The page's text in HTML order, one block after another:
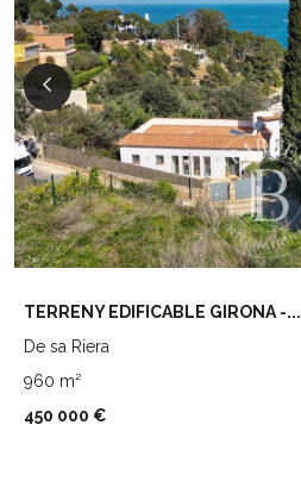
TERRENY EDIFICABLE GIRONA -...
De sa Riera
960 m²
450 000 €